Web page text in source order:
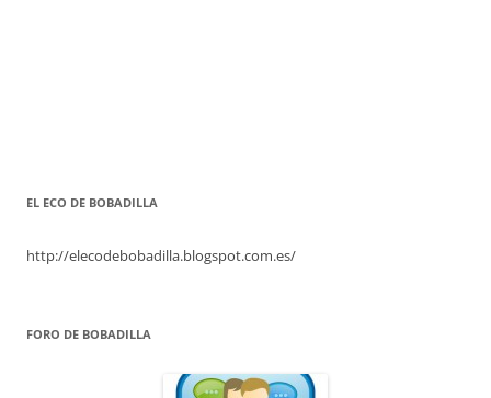
EL ECO DE BOBADILLA
http://elecodebobadilla.blogspot.com.es/
FORO DE BOBADILLA